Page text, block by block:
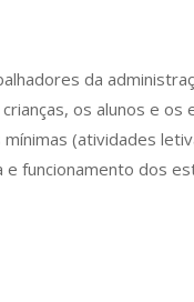
da
os alunos e os
(atividades
funcionamento dos